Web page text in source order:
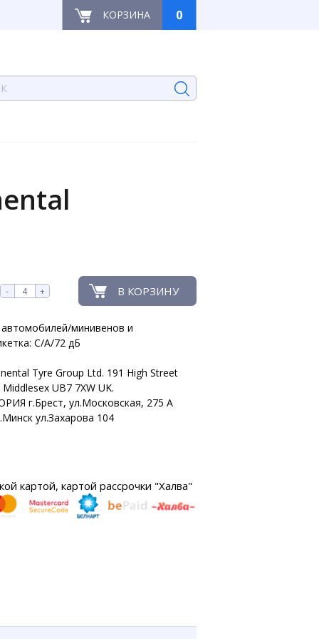
КОРЗИНА 0
- + В КОРЗИНУ
минивенов и
C/A/72 дБ
Tyre Group Ltd. 191 High Street
UB7 7XW UK.
г.Брест, ул.Московская, 275 А
ул.Захарова 104
картой, картой рассрочки "Халва"